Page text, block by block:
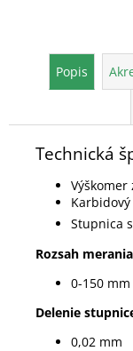
Popis
Technická
Výškomer
Stupnica
Rozsah merania
0-150 mm
Delenie
0,02 mm